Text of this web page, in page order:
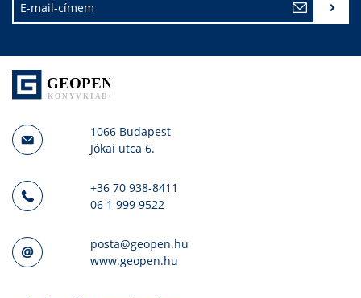
1066 Budapest
Jókai utca 6.
+36 70 938-8411
06 1 999 9522
posta@geopen.hu
www.geopen.hu